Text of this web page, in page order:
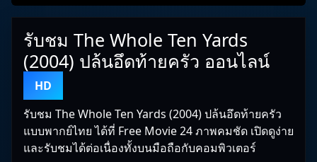
รับชม The Whole Ten Yards
(2004) ปล้นอึดท้ายครัว ออนไลน์
HD
รับชม The Whole Ten Yards (2004) ปล้นอึดท้ายครัว
แบบพากย์ไทย ได้ที่ Free Movie 24 ภาพคมชัด เปิดดูง่าย
และรับชมได้ต่อเนื่องทั้งบนมือถือกับคอมพิวเตอร์